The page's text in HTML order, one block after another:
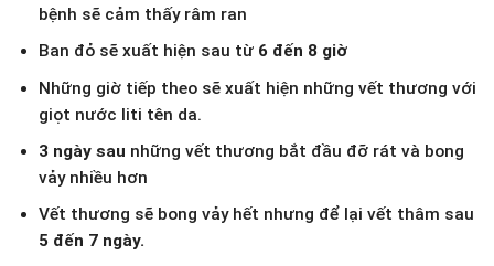
bệnh sẽ cảm thấy râm ran
Ban đỏ sẽ xuất hiện sau từ 6 đến 8 giờ
Những giờ tiếp theo sẽ xuất hiện những vết thương với
giọt nước liti tên da.
3 ngày sau những vết thương bắt đầu đỡ rát và bong
vảy nhiều hơn
Vết thương sẽ bong vảy hết nhưng để lại vết thâm sau
5 đến 7 ngày.